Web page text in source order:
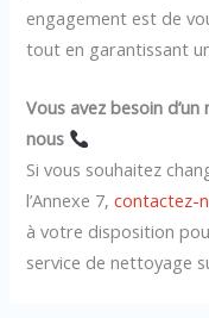
engagement est de
tout en garantissant
Vous avez besoin
nous
Si vous souhaitez
l’Annexe 7,contactez-
à votre disposition
service de nettoyage